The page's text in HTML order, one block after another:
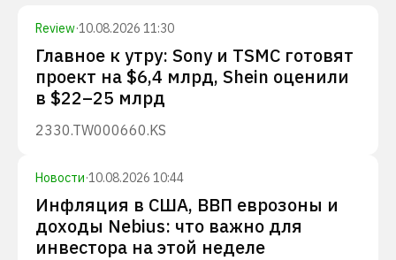
Review·10.08.2026 11:30
Главное к утру: Sony и TSMC готовят
проект на $6,4 млрд, Shein оценили
в $22–25 млрд
2330.TW000660.KS
Новости·10.08.2026 10:44
Инфляция в США, ВВП еврозоны и
доходы Nebius: что важно для
инвестора на этой неделе